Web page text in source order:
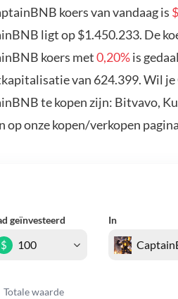
koers van vandaag is
ligt op $1.450.233. De
koers met0,20%is
van 624.399. Wil je
te kopen zijn: Bitvavo,
op onze kopen/verkopen
geïnvesteerd In
$
Totale waarde